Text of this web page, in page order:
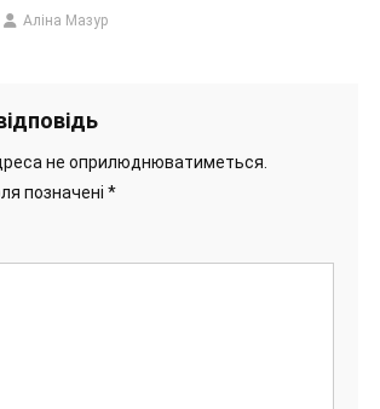
Аліна Мазур
не оприлюднюватиметься.
позначені *